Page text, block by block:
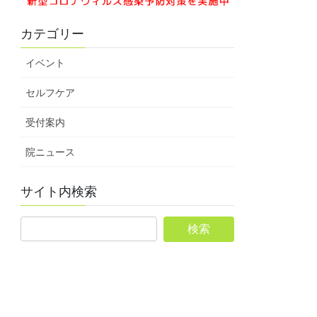
カテゴリー
イベント
セルフケア
受付案内
院ニュース
サイト内検索